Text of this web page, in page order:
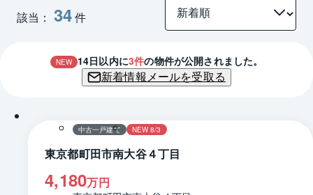
該当： 34件
NEW 14日以内に3件の物件が公開されました。
新着情報メールを受取る
中古一戸建て NEW 8/3
東京都町田市南大谷４丁目
4,180万円